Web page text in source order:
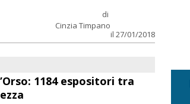
di
Cinzia Timpano
il 27/01/2018
1184 espositori tra